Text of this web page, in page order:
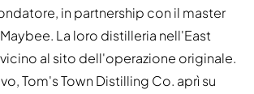
in partnership con il master
La loro distilleria nell'East
al sito dell'operazione originale.
Tom's Town Distilling Co. aprì su